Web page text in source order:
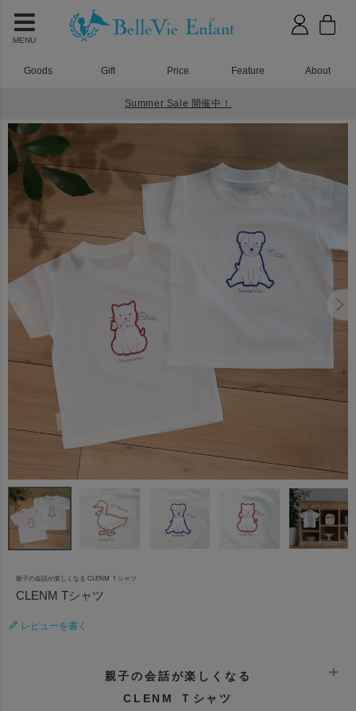
MENU
Goods Gift Price Feature About
Summer Sale 開催中！
CLENM Tシャツ
親子の会話が楽しくなる CLENM Ｔシャツ
CLENM Tシャツ
レビューを書く
親子の会話が楽しくなる
CLENM Ｔシャツ